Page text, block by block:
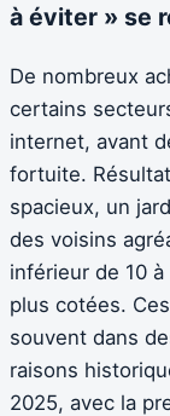
à éviter » se
De nombreux
certains
internet, avant
fortuite.
spacieux, un
des voisins
inférieur de 10
plus cotées.
souvent dans
raisons
2025, avec la